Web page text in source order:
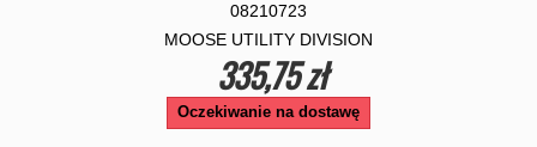
08210723
MOOSE UTILITY DIVISION
335,75 zł
Oczekiwanie na dostawę